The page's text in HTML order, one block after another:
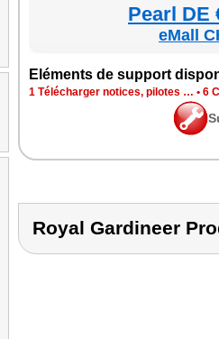
Pearl DE
eMall
Elé­ments de sup­port
1 Télé­char­ger notices, pilotes … • 6
Royal Gardineer